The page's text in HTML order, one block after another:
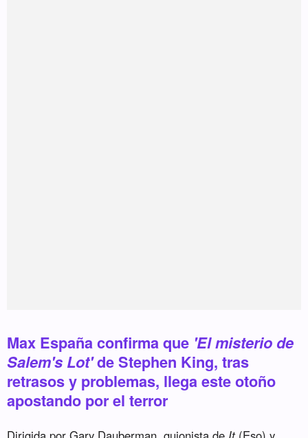
Max España confirma que 'El misterio de
Salem's Lot'de Stephen King, tras
retrasos y problemas, llega este otoño
apostando por el terror